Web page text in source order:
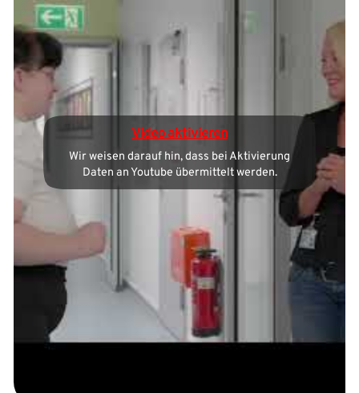
Video aktivieren
Wir weisen darauf hin, dass bei Aktivierung
Daten an Youtube übermittelt werden.